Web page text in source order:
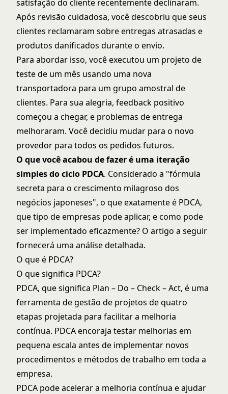
satisfação do cliente recentemente declinaram.
Após revisão cuidadosa, você descobriu que seus
clientes reclamaram sobre entregas atrasadas e
produtos danificados durante o envio.
Para abordar isso, você executou um projeto de
teste de um mês usando uma nova
transportadora para um grupo amostral de
clientes. Para sua alegria, feedback positivo
começou a chegar, e problemas de entrega
melhoraram. Você decidiu mudar para o novo
provedor para todos os pedidos futuros.
O que você acabou de fazer é uma iteração
simples do ciclo PDCA. Considerado a "fórmula
secreta para o crescimento milagroso dos
negócios japoneses", o que exatamente é PDCA,
que tipo de empresas pode aplicar, e como pode
ser implementado eficazmente? O artigo a seguir
fornecerá uma análise detalhada.
O que é PDCA?
O que significa PDCA?
PDCA, que significa Plan – Do – Check – Act, é uma
ferramenta de gestão de projetos de quatro
etapas projetada para facilitar a melhoria
contínua. PDCA encoraja testar melhorias em
pequena escala antes de implementar novos
procedimentos e métodos de trabalho em toda a
empresa.
PDCA pode acelerar a melhoria contínua e ajudar